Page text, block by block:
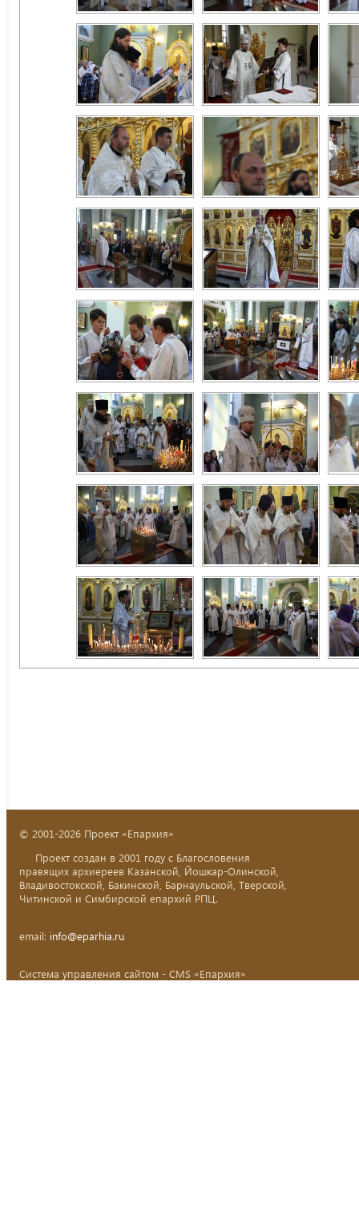
© 2001-2026 Проект «Епархия»
Проект создан в 2001 году с Благословения
правящих архиереев Казанской, Йошкар-Олинской,
Владивостокской, Бакинской, Барнаульской, Тверской,
Читинской и Симбирской епархий РПЦ.
email: info@eparhia.ru
Система управления сайтом - CMS «Епархия»